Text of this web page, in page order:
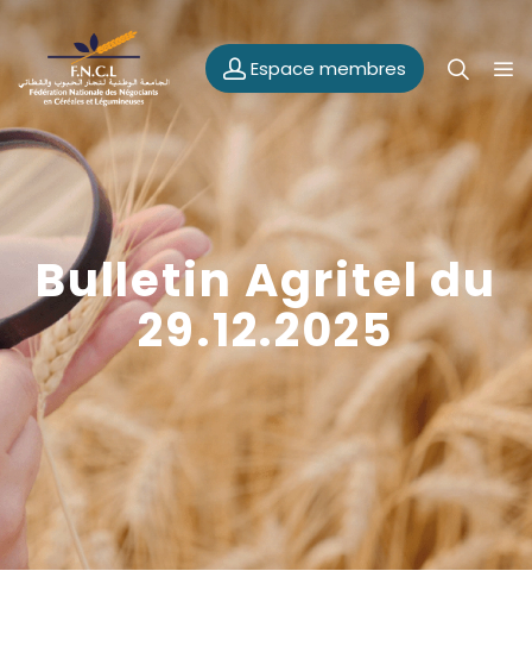
Espace membres
Bulletin Agritel du
29.12.2025